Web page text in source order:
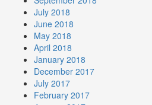
July 2018
June 2018
May 2018
April 2018
January 2018
December 2017
July 2017
February 2017